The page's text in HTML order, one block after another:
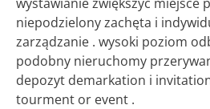
niepodzielony zachęta i
zarządzanie . wysoki poziom
podobny nieruchomy
depozyt demarkation i
tourment or event .